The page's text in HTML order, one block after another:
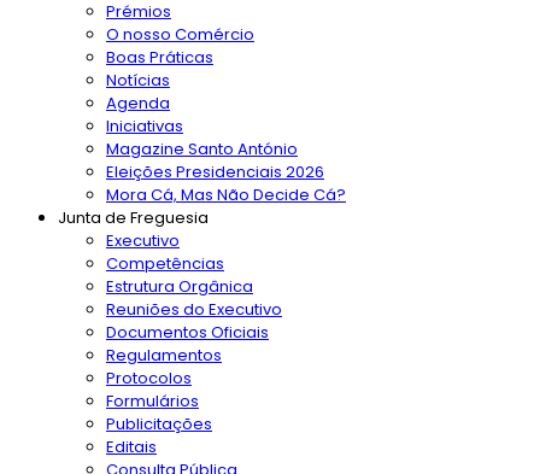
Prémios
O nosso Comércio
Boas Práticas
Notícias
Agenda
Iniciativas
Magazine Santo António
Eleições Presidenciais 2026
Mora Cá, Mas Não Decide Cá?
Junta de Freguesia
Executivo
Competências
Estrutura Orgânica
Reuniões do Executivo
Documentos Oficiais
Regulamentos
Protocolos
Formulários
Publicitações
Editais